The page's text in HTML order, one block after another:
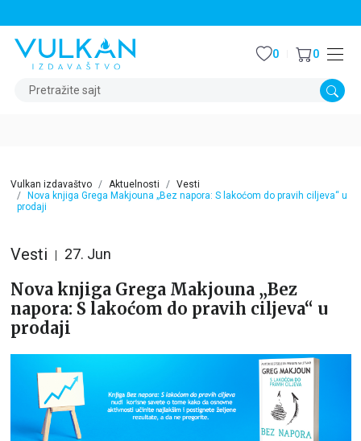
Pretražite sajt
0 0
Vulkan izdavaštvo Aktuelnosti
Vesti
Nova knjiga Grega Makjouna „Bez napora: S lakoćom do pravih ciljeva“ u
prodaji
Vesti 27. Jun
Nova knjiga Grega Makjouna „Bez
napora: S lakoćom do pravih ciljeva“ u
prodaji